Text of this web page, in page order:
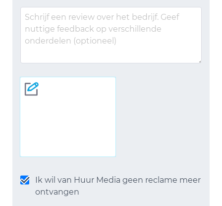
Ik wil van Huur Media geen reclame meer
ontvangen